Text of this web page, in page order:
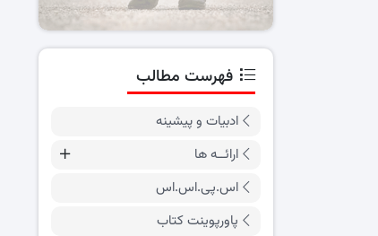
فهرست مطالب
ادبیات و پیشینه
ارائــه ها
اس.پی.اس.اس
پاورپوینت کتاب